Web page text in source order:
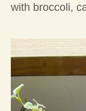
with broccoli,